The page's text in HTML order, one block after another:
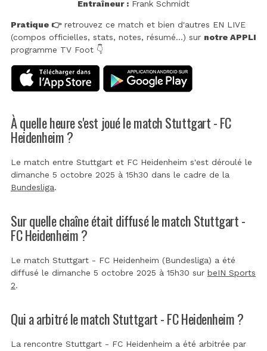
Entraîneur : Frank Schmidt
Pratique 👉retrouvez ce match et bien d'autres EN LIVE
(compos officielles, stats, notes, résumé...) sur notre APPLI
programme TV Foot 👇
À quelle heure s'est joué le match Stuttgart - FC
Heidenheim ?
Le match entre Stuttgart et FC Heidenheim s'est déroulé le
dimanche 5 octobre 2025 à 15h30 dans le cadre de la
Bundesliga.
Sur quelle chaîne était diffusé le match Stuttgart -
FC Heidenheim ?
Le match Stuttgart - FC Heidenheim (Bundesliga) a été
diffusé le dimanche 5 octobre 2025 à 15h30 sur beIN Sports
2.
Qui a arbitré le match Stuttgart - FC Heidenheim ?
La rencontre Stuttgart - FC Heidenheim a été arbitrée par